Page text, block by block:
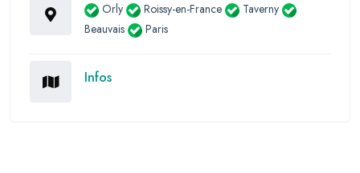
Orly Roissy-en-France
Taverny
Beauvais
Paris
Infos